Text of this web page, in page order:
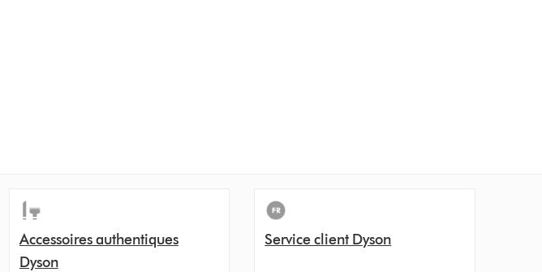
Accessoires authentiques
Dyson
Service client Dyson